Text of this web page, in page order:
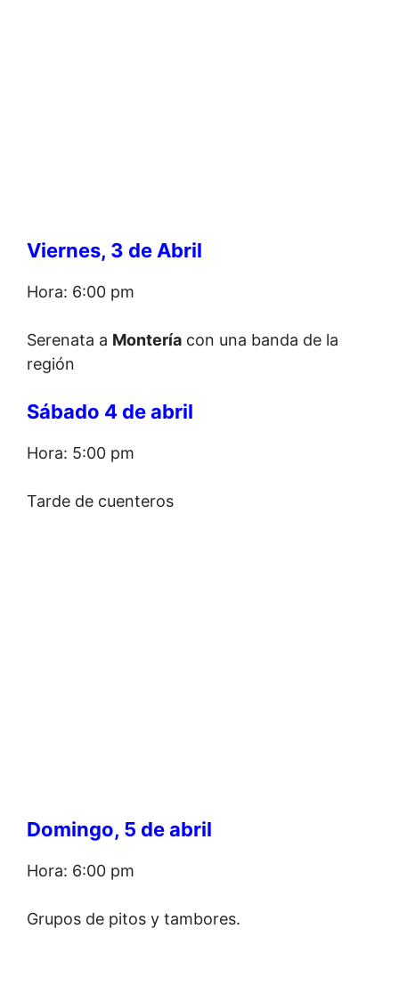
Viernes, 3 de Abril
Hora: 6:00 pm
Serenata a Montería con una banda de la
región
Sábado 4 de abril
Hora: 5:00 pm
Tarde de cuenteros
Domingo, 5 de abril
Hora: 6:00 pm
Grupos de pitos y tambores.